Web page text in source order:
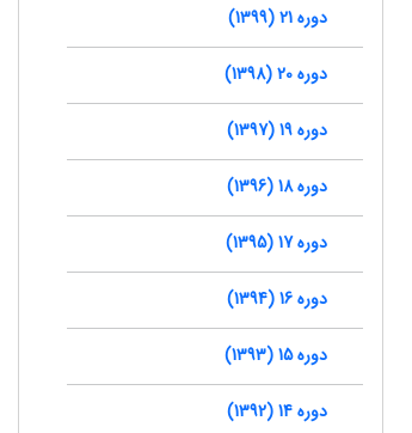
دوره 21 (1399)
دوره 20 (1398)
دوره 19 (1397)
دوره 18 (1396)
دوره 17 (1395)
دوره 16 (1394)
دوره 15 (1393)
دوره 14 (1392)